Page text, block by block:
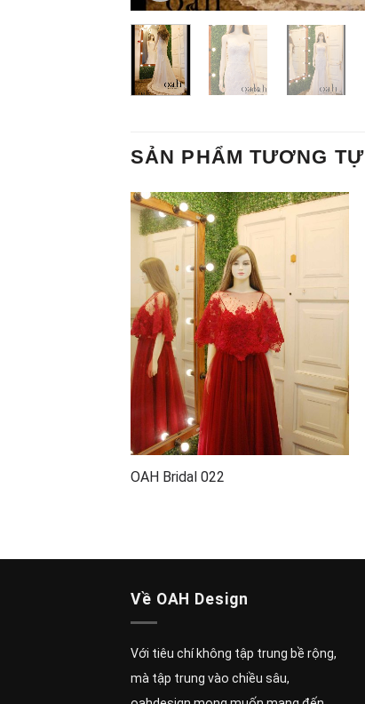
SẢN PHẨM TƯƠNG TỰ
OAH Bridal 022
Về OAH Design
Với tiêu chí không tập trung bề rộng,
mà tập trung vào chiều sâu,